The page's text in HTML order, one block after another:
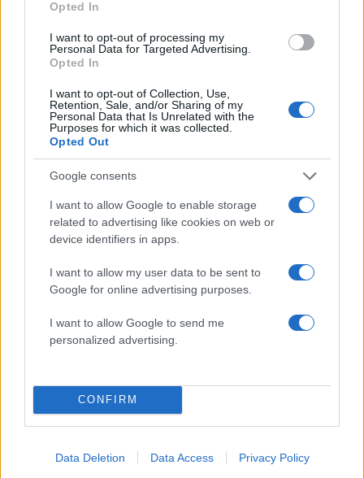
Opted In
I want to opt-out of processing my
Personal Data for Targeted Advertising.
Opted In
I want to opt-out of Collection, Use,
Retention, Sale, and/or Sharing of my
Personal Data that Is Unrelated with the
Purposes for which it was collected.
Opted Out
Google consents
I want to allow Google to enable storage
related to advertising like cookies on web or
device identifiers in apps.
I want to allow my user data to be sent to
Google for online advertising purposes.
I want to allow Google to send me
personalized advertising.
CONFIRM
Data Deletion Data Access Privacy Policy
Μάρκος Σεφερλής και Έλενα Τσαβαλιά
ξεκινούν μαζί στον ΑΝΤ1